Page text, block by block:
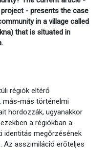
- presents the case
in a village called
that is situated in
régiók eltérő
más-más történelmi
hordozzák, ugyanakkor
a régiókban a
identitás megőrzésének
Az asszimiláció erőteljes